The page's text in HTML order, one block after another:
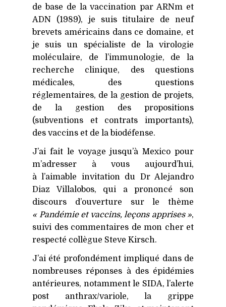
de base de la vaccination par ARNm et
ADN
(1989), je suis titulaire de neuf
brevets américains dans ce domaine, et
je suis un spécialiste de la virologie
moléculaire, de l’immunologie, de la
recherche clinique, des questions
médicales, des questions
réglementaires, de la gestion de projets,
de la gestion des propositions
(subventions et contrats importants),
des vaccins et de la biodéfense.
J’ai fait le voyage jusqu’à Mexico pour
m’adresser à vous aujourd’hui,
à l’aimable invitation du Dr Alejandro
Diaz Villalobos, qui a prononcé son
discours d’ouverture sur le thème
« Pandémie et vaccins, leçons apprises »,
suivi des commentaires de mon cher et
respecté collègue Steve Kirsch.
J’ai été profondément impliqué dans de
nombreuses réponses à des épidémies
antérieures, notamment le SIDA, l’alerte
post anthrax/variole, la grippe